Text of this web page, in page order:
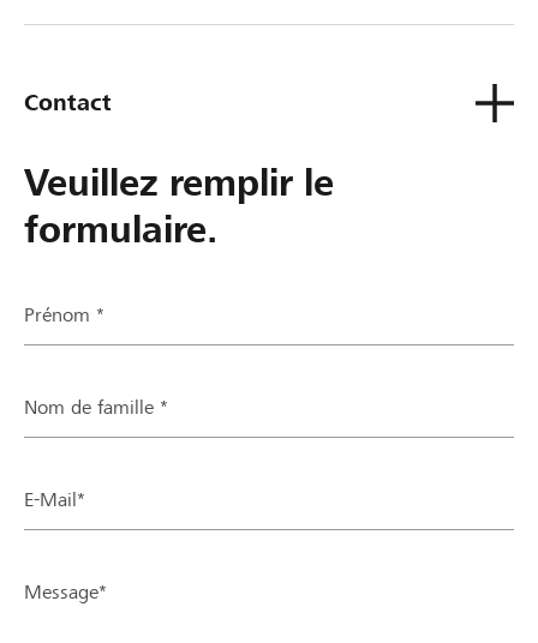
Contact
Veuillez remplir le
formulaire.
Prénom *
Nom de famille *
E-Mail*
Message*